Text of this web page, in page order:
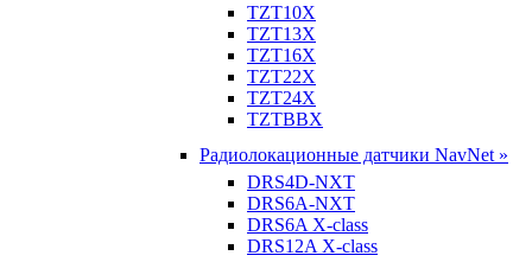
TZT10X
TZT13X
TZT16X
TZT22X
TZT24X
TZTBBX
Радиолокационные датчики NavNet »
DRS4D-NXT
DRS6A-NXT
DRS6A X-class
DRS12A X-class